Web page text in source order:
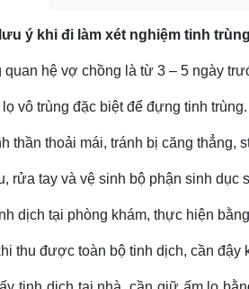
ý khi đi làm xét nghiệm tinh
hệ vợ chồng là từ 3 – 5 ngày
vô trùng đặc biệt để đựng tinh trùng.
thần thoải mái, tránh bị căng thẳng,
rửa tay và vệ sinh bộ phận sinh dục
dịch tại phòng khám, thực hiện
thu được toàn bộ tinh dịch, cần đậy